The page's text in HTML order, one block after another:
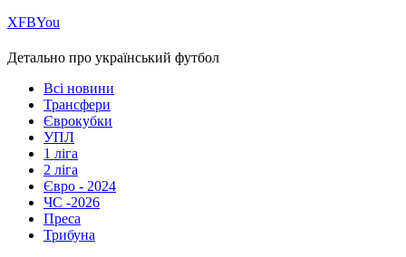
ХFBYou
Детально про український футбол
Всі новини
Трансфери
Єврокубки
УПЛ
1 ліга
2 ліга
Євро - 2024
ЧС -2026
Преса
Трибуна